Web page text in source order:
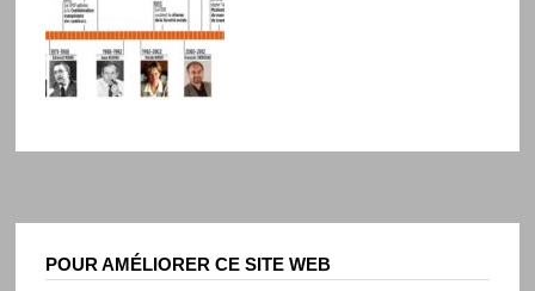
POUR AMÉLIORER CE SITE WEB